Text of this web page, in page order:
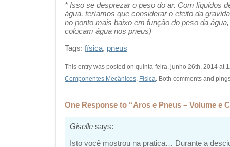
* Isso se desprezar o peso do ar. Com líquidos
água, teríamos que considerar o efeito da
no ponto mais baixo em função do peso da
colocam água nos pneus)
Tags: física, pneus
This entry was posted on quinta-feira, junho 26th, 2014 at
Componentes Mecânicos, Física. Both comments and
One Response to “Aros e Pneus – Volume e
Giselle says:
Isto você mostrou na pratica… Durante a